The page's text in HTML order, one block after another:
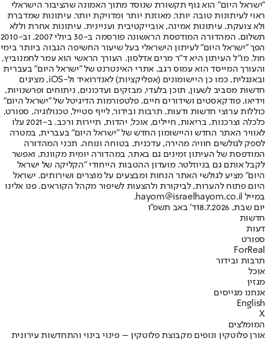
"ישראל היום" הוא גוף תקשורת שנוסד מתוך האמונה שהציבור הישראלי
ראוי לעיתונות טובה יותר, מאוזנת יותר ומדויקת יותר. עיתונות שמדברת
ולא צועקת. עיתונות אמינה, אובייקטיבית ועניינית. עיתונות אחרת וללא
תשלום. המהדורה המודפסת הראשונה פורסמה ב-30 ביולי 2007, וב-2010
הפך "ישראל היום" לעיתון הישראלי בעל שיעור החשיפה הגבוה ביותר בימי
חול. מו"ל העיתון היא ד"ר מרים אדלסון. העורך הראשי הוא עמר לחמנוביץ,
והעורך המייסד הוא עמוס רגב. אתרי האינטרנט של "ישראל היום" בעברית
ובאנגלית, כמו כן היישומונים (אפליקציות) לאנדרואיד ול-iOS, מציגים
חדשות מסביב לשעון, תוכן בלעדי, מבזקים ועדכונים, ניתוחים ופרשנויות,
וידיאו, פודקאסטים ושידורים חיים. פלטפורמות הדיגיטל של "ישראל היום"
כוללות ערוצי חדשות ודעות, תרבות ובידור, לייף סטייל, טכנולוגיה, ספורט,
כלכלה וצרכנות, בריאות, חיילים, אוכל, יהדות, תיירות ורכב. ב-2021 עלו
לאוויר האתר החדש והיישומון החדש של "ישראל היום" בעברית, במטרה
לספק לגולשים חוויה מהירה, עדכנית, בטוחה ונוחה. תכני המהדורה
המודפסת של העיתון זמינים גם באתר, במהדורה יומית מקוונת, ואפשר
לקבל אותם גם בניוזלטר. מועדון ההטבות הייחודי "הקליקה של ישראל
היום" מציע לגולשי האתר הנחות ומבצעים על מוצרים ושירותים. ישראל
היום פתוח להערות, לביקורת ולהצעות לשיפור מקהל הקוראים. פנו אלינו
במייל hayom@israelhayom.co.il.
יום שבת, 18.7.2026
ד' באב תשפ"ו
חדשות
דעות
ספורט
ForReal
תרבות ובידור
אוכל
מגזין
אנחנו מגייסים
English
X
המומלצים
אורן פלוטקין ונופים מקבוצת פלוטקין – פינוי בינוי והתחדשות עירונית